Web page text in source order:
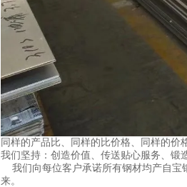
同样的产品比、同样的比价格、同样的价
我们坚持：创造价值、传送贴心服务、锻
我们向每位客户承诺所有钢材均产自宝
来。